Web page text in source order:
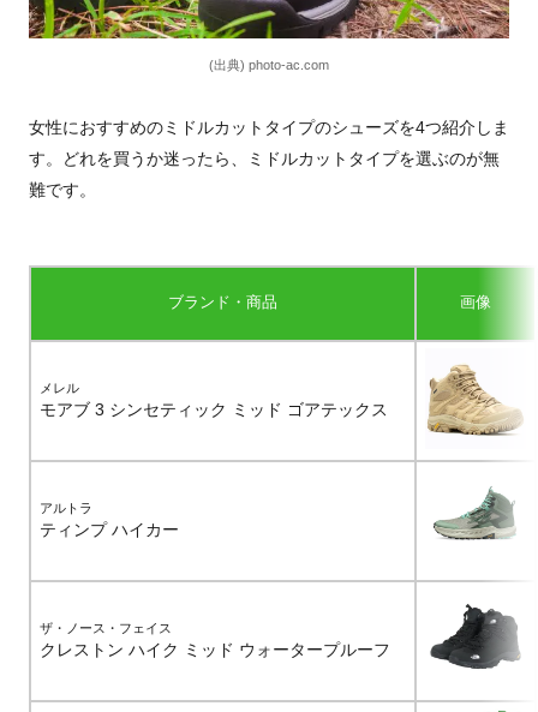
(出典) photo-ac.com
女性におすすめのミドルカットタイプのシューズを4つ紹介しま
す。どれを買うか迷ったら、ミドルカットタイプを選ぶのが無
難です。
ブランド・商品 画像
メレル
モアブ 3 シンセティック ミッド ゴアテックス
アルトラ
ティンプ ハイカー
ザ・ノース・フェイス
クレストン ハイク ミッド ウォータープルーフ